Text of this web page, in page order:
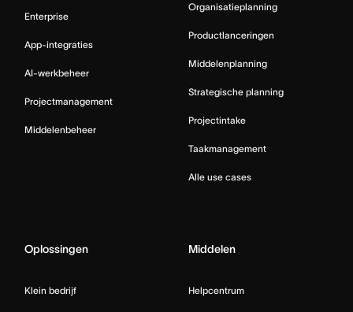
Enterprise
App-integraties
AI-werkbeheer
Projectmanagement
Middelenbeheer
Organisatieplanning
Productlanceringen
Middelenplanning
Strategische planning
Projectintake
Taakmanagement
Alle use cases
Oplossingen
Klein bedrijf
Middelen
Helpcentrum